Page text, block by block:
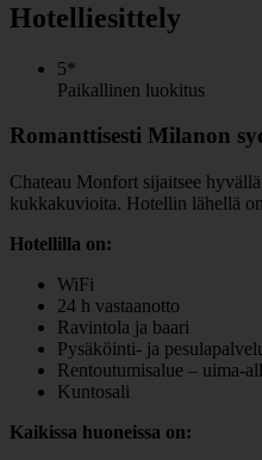
Hotelliesittely
5*
Paikallinen luokitus
Romanttisesti Milanon
Chateau Monfort sijaitsee
kukkakuvioita. Hotellin lähellä
Hotellilla on:
WiFi
24 h vastaanotto
Ravintola ja baari
Pysäköinti- ja
Rentoutumisalue – uima-
Kuntosali
Kaikissa huoneissa on: